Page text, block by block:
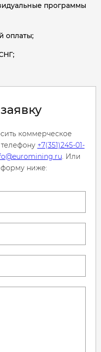
программы
оплаты;
коммерческое
+7(351)245-01-
. Или
форму ниже: